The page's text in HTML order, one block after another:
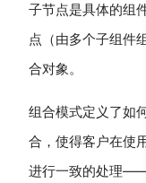
子节点是具体的组
点（由多个子组件
合对象。
组合模式定义了如
合，使得客户在使
进行一致的处理